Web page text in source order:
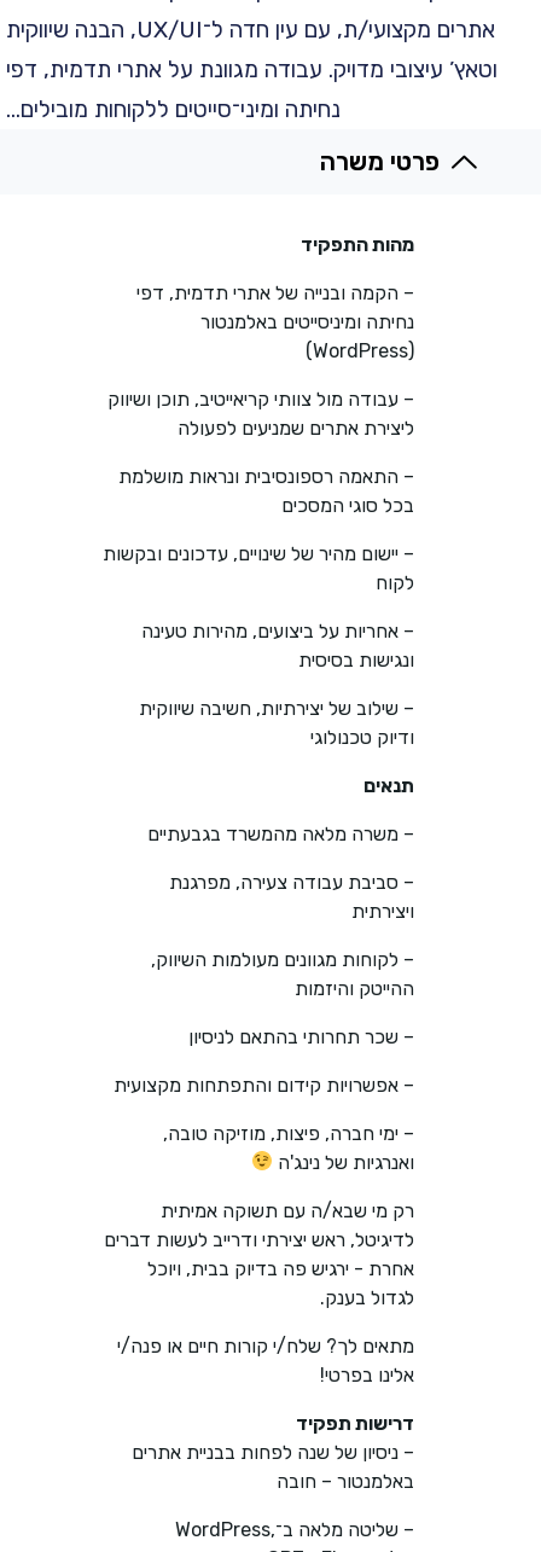
אתרים מקצועי/ת, עם עין חדה ל־UX/UI, הבנה שיווקית
וטאץ’ עיצובי מדויק. עבודה מגוונת על אתרי תדמית, דפי
נחיתה ומיני־סייטים ללקוחות מובילים…
פרטי משרה
מהות התפקיד
– הקמה ובנייה של אתרי תדמית, דפי
נחיתה ומיניסייטים באלמנטור
(WordPress)
– עבודה מול צוותי קריאייטיב, תוכן ושיווק
ליצירת אתרים שמניעים לפעולה
– התאמה רספונסיבית ונראות מושלמת
בכל סוגי המסכים
– יישום מהיר של שינויים, עדכונים ובקשות
לקוח
– אחריות על ביצועים, מהירות טעינה
ונגישות בסיסית
– שילוב של יצירתיות, חשיבה שיווקית
ודיוק טכנולוגי
תנאים
– משרה מלאה מהמשרד בגבעתיים
– סביבת עבודה צעירה, מפרגנת
ויצירתית
– לקוחות מגוונים מעולמות השיווק,
ההייטק והיזמות
– שכר תחרותי בהתאם לניסיון
– אפשרויות קידום והתפתחות מקצועית
– ימי חברה, פיצות, מוזיקה טובה,
ואנרגיות של נינג'ה
רק מי שבא/ה עם תשוקה אמיתית
לדיגיטל, ראש יצירתי ודרייב לעשות דברים
אחרת - ירגיש פה בדיוק בבית, ויוכל
לגדול בענק.
מתאים לך? שלח/י קורות חיים או פנה/י
אלינו בפרטי!
דרישות תפקיד
– ניסיון של שנה לפחות בבניית אתרים
באלמנטור – חובה
– שליטה מלאה ב־WordPress,